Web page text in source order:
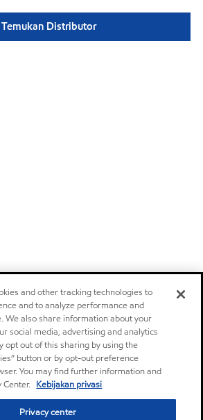
Temukan Distributor
and other tracking technologies to
and to analyze performance and
We also share information about your
social media, advertising and analytics
opt out of this sharing by using the
button or by opt-out preference
You may find further information and
Kebijakan privasi
Privacy center